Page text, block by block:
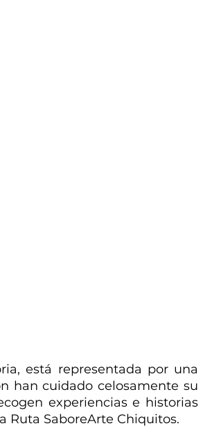
está representada por una
han cuidado celosamente su
experiencias e historias
Ruta SaboreArte Chiquitos.